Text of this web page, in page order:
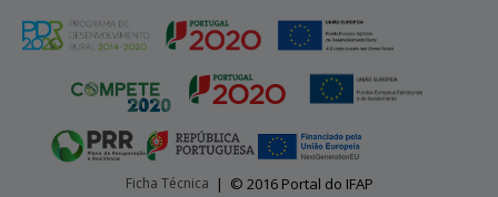
Ficha Técnica | © 2016 Portal do IFAP